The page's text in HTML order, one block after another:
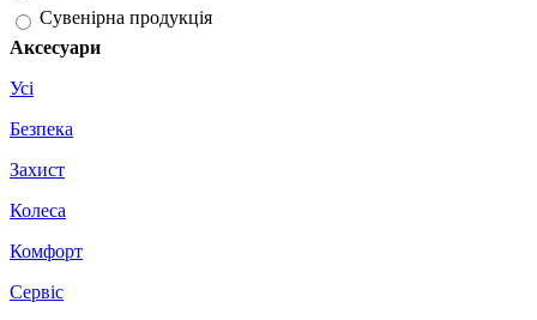
Сувенірна продукція
Аксесуари
Усі
Безпека
Захист
Колеса
Комфорт
Сервіс